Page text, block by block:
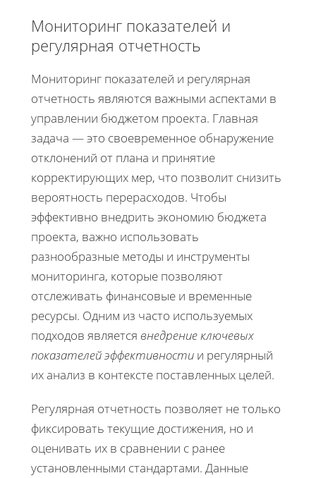
Мониторинг показателей и
регулярная отчетность
Мониторинг показателей и регулярная
отчетность являются важными аспектами в
управлении бюджетом проекта. Главная
задача — это своевременное обнаружение
отклонений от плана и принятие
корректирующих мер, что позволит снизить
вероятность перерасходов. Чтобы
эффективно внедрить экономию бюджета
проекта, важно использовать
разнообразные методы и инструменты
мониторинга, которые позволяют
отслеживать финансовые и временные
ресурсы. Одним из часто используемых
подходов является внедрение ключевых
показателей эффективности и регулярный
их анализ в контексте поставленных целей.
Регулярная отчетность позволяет не только
фиксировать текущие достижения, но и
оценивать их в сравнении с ранее
установленными стандартами. Данные